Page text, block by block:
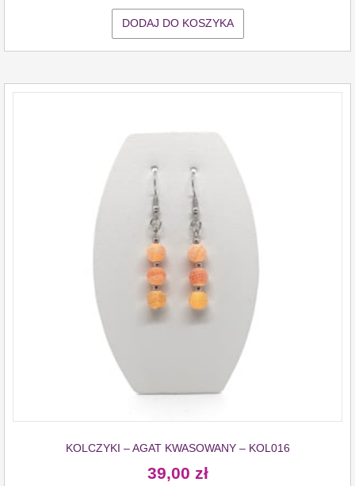
DODAJ DO KOSZYKA
KOLCZYKI – AGAT KWASOWANY – KOL016
39,00 zł